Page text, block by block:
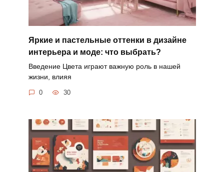
Яркие и пастельные оттенки в дизайне
интерьера и моде: что выбрать?
Введение Цвета играют важную роль в нашей
жизни, влияя
0 30